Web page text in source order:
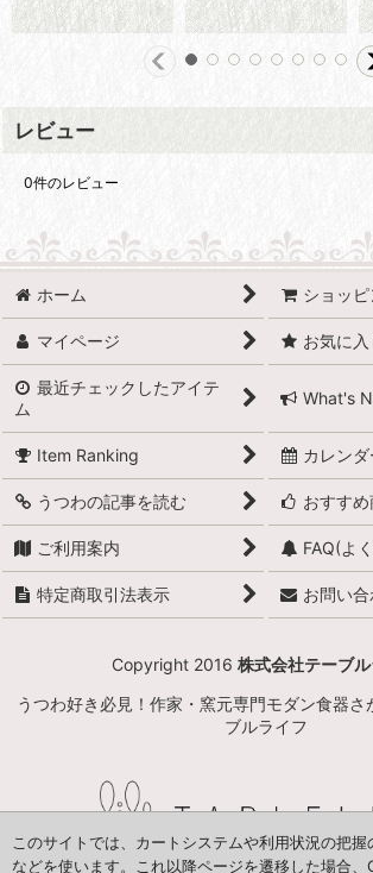
レビュー
0件のレビュー
ホーム ショッピ
マイページ お気に入
最近チェックしたアイテ
ム
What's
Item Ranking カレンダ
うつわの記事を読む おすすめ
ご利用案内 FAQ(よ
特定商取引法表示 お問い
Copyright 2016 株式会社テーブ
うつわ好き必見！作家・窯元専門モダン食器さ
ブルライフ
このサイトでは、カートシステムや利用状況の把
などを使います。これ以降ページを遷移した場合